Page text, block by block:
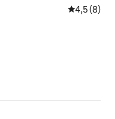
Średnia
4,5 (8)